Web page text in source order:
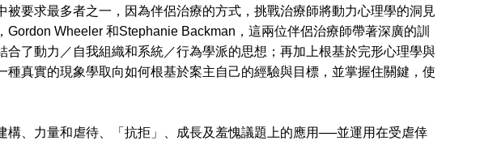
要求最多者之一，因為伴侶治療的方式，挑戰治療師將動力心理學的洞見
Wheeler 和Stephanie Backman，這兩位伴侶治療師帶著深廣的訓
了動力／自我組織和系統／行為學派的思想；再加上根基於完形心理學與
真實的現象學取向如何根基於案主自己的經驗與目標，並掌握住關鍵，使
、力量和虐待、「抗拒」、成長及羞愧議題上的應用──並運用在受虐倖